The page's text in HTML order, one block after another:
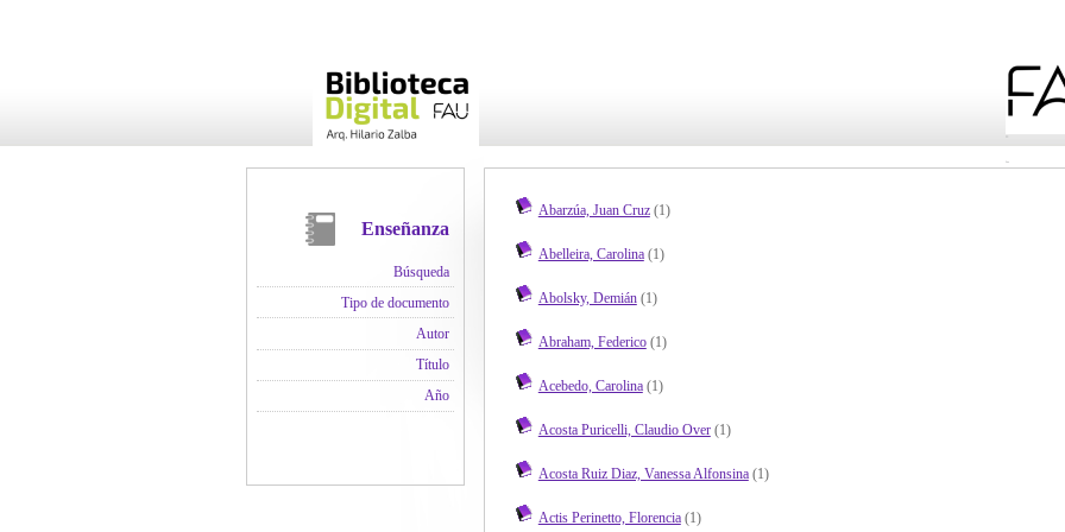
Enseñanza
Búsqueda
Tipo de documento
Autor
Título
Año
Abarzúa, Juan Cruz(1)
Abelleira, Carolina(1)
Abolsky, Demián(1)
Abraham, Federico(1)
Acebedo, Carolina(1)
Acosta Puricelli, Claudio Over(1)
Acosta Ruiz Diaz, Vanessa Alfonsina(1)
Actis Perinetto, Florencia(1)